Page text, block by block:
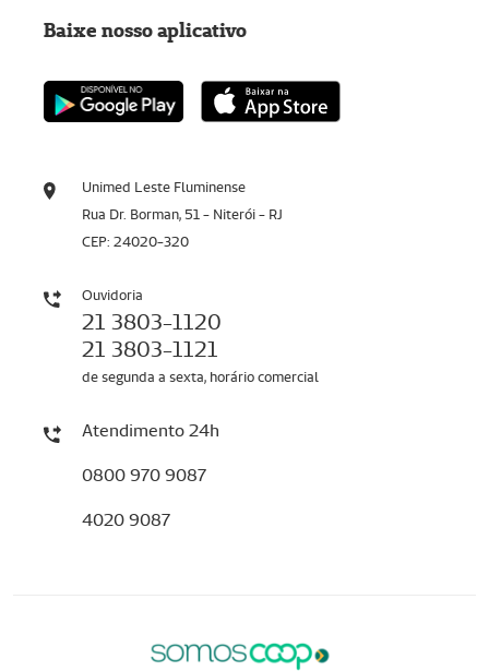
Unimed Leste Fluminense
Rua Dr. Borman, 51 - Niterói - RJ
CEP: 24020-320
Ouvidoria
21 3803-1120
21 3803-1121
de segunda a sexta, horário comercial
Atendimento 24h
0800 970 9087
4020 9087
Baixe nosso aplicativo